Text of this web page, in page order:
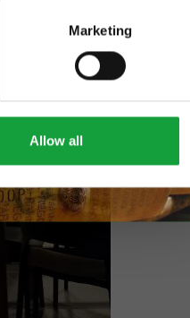
Marketing
Allow all